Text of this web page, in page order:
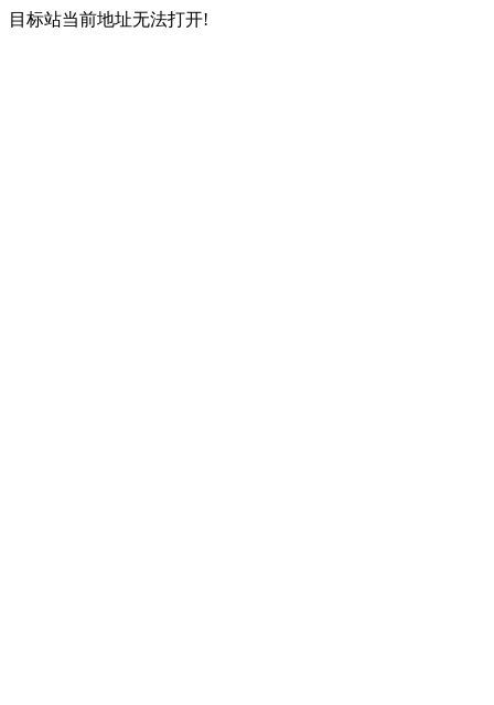
目标站当前地址无法打开!